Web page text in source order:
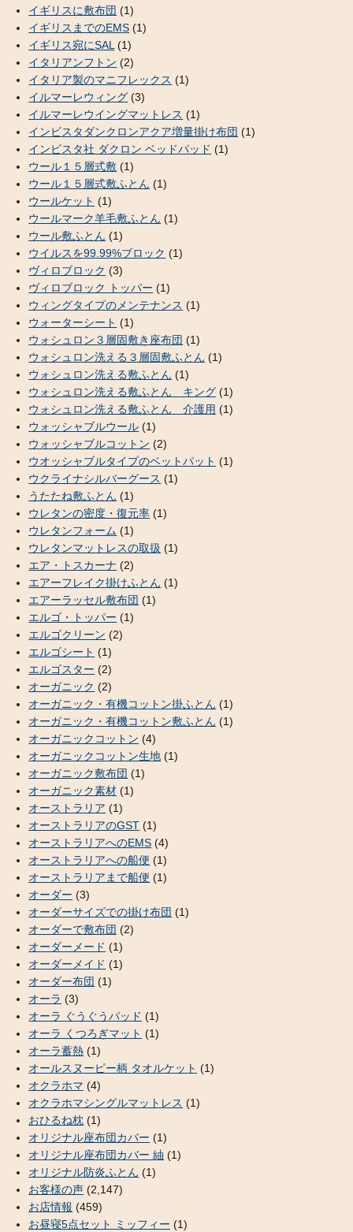
イギリスに敷布団 (1)
イギリスまでのEMS (1)
イギリス宛にSAL (1)
イタリアンフトン (2)
イタリア製のマニフレックス (1)
イルマーレウィング (3)
イルマーレウイングマットレス (1)
インビスタダンクロンアクア増量掛け布団 (1)
インビスタ社 ダクロン ベッドパッド (1)
ウール１５層式敷 (1)
ウール１５層式敷ふとん (1)
ウールケット (1)
ウールマーク羊毛敷ふとん (1)
ウール敷ふとん (1)
ウイルスを99.99%ブロック (1)
ヴィロブロック (3)
ヴィロブロック トッパー (1)
ウィングタイプのメンテナンス (1)
ウォーターシート (1)
ウォシュロン３層固敷き座布団 (1)
ウォシュロン洗える３層固敷ふとん (1)
ウォシュロン洗える敷ふとん (1)
ウォシュロン洗える敷ふとん キング (1)
ウォシュロン洗える敷ふとん 介護用 (1)
ウォッシャブルウール (1)
ウォッシャブルコットン (2)
ウオッシャブルタイプのベットパット (1)
ウクライナシルバーグース (1)
うたたね敷ふとん (1)
ウレタンの密度・復元率 (1)
ウレタンフォーム (1)
ウレタンマットレスの取扱 (1)
エア・トスカーナ (2)
エアーフレイク掛けふとん (1)
エアーラッセル敷布団 (1)
エルゴ・トッパー (1)
エルゴクリーン (2)
エルゴシート (1)
エルゴスター (2)
オーガニック (2)
オーガニック・有機コットン掛ふとん (1)
オーガニック・有機コットン敷ふとん (1)
オーガニックコットン (4)
オーガニックコットン生地 (1)
オーガニック敷布団 (1)
オーガニック素材 (1)
オーストラリア (1)
オーストラリアのGST (1)
オーストラリアへのEMS (4)
オーストラリアへの船便 (1)
オーストラリアまで船便 (1)
オーダー (3)
オーダーサイズでの掛け布団 (1)
オーダーで敷布団 (2)
オーダーメード (1)
オーダーメイド (1)
オーダー布団 (1)
オーラ (3)
オーラ ぐうぐうパッド (1)
オーラ くつろぎマット (1)
オーラ蓄熱 (1)
オールスヌーピー柄 タオルケット (1)
オクラホマ (4)
オクラホマシングルマットレス (1)
おひるね枕 (1)
オリジナル座布団カバー (1)
オリジナル座布団カバー 紬 (1)
オリジナル防炎ふとん (1)
お客様の声 (2,147)
お店情報 (459)
お昼寝5点セット ミッフィー (1)